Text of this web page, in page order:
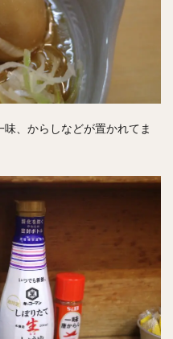
、からしなどが置かれてま